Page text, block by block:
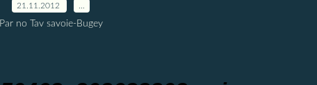
21.11.2012
Par no Tav savoie-Bugey